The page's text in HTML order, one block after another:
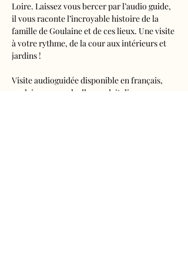
Loire. Laissez vous bercer par l’audio guide,
il vous raconte l’incroyable histoire de la
famille de Goulaine et de ces lieux. Une visite
à votre rythme, de la cour aux intérieurs et
jardins !
Visite audioguidée disponible en français,
anglais, espagnol, allemand, italien,